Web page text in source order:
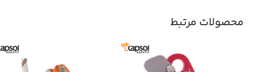
محصولات مرتبط